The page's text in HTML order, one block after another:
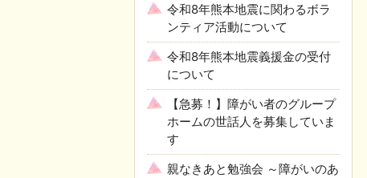
令和8年熊本地震に関わるボラ
ンティア活動について
令和8年熊本地震義援金の受付
について
【急募！】障がい者のグループ
ホームの世話人を募集していま
す
親なきあと勉強会 ～障がいのあ